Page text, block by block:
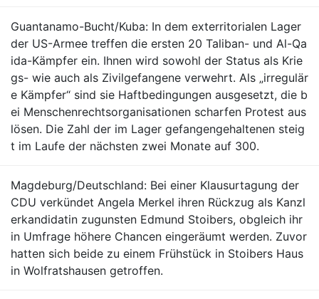
Guantanamo-Bucht/Kuba: In dem exterritorialen Lager
der US-Armee treffen die ersten 20 Taliban- und Al-Qa
ida-Kämpfer ein. Ihnen wird sowohl der Status als Krie
gs- wie auch als Zivilgefangene verwehrt. Als „irregulär
e Kämpfer“ sind sie Haftbedingungen ausgesetzt, die b
ei Menschenrechtsorganisationen scharfen Protest aus
lösen. Die Zahl der im Lager gefangengehaltenen steig
t im Laufe der nächsten zwei Monate auf 300.
Magdeburg/Deutschland: Bei einer Klausurtagung der
CDU verkündet Angela Merkel ihren Rückzug als Kanzl
erkandidatin zugunsten Edmund Stoibers, obgleich ihr
in Umfrage höhere Chancen eingeräumt werden. Zuvor
hatten sich beide zu einem Frühstück in Stoibers Haus
in Wolfratshausen getroffen.